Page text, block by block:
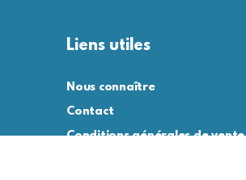
Liens utiles
Nous connaître
Contact
Conditions générales de vente